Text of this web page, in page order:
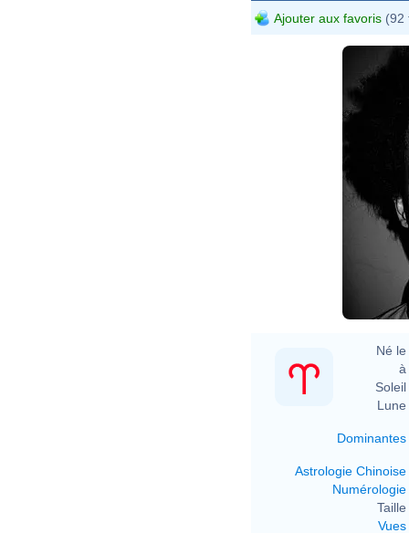
Ajouter aux favoris (92
Né le
à
Soleil
Lune
Dominantes
Astrologie Chinoise
Numérologie
Taille
Vues